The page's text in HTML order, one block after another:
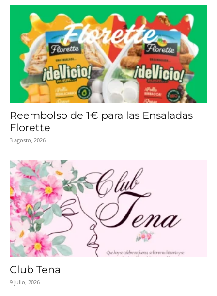
Reembolso de 1€ para las Ensaladas
Florette
3 agosto, 2026
Club Tena
9 julio, 2026